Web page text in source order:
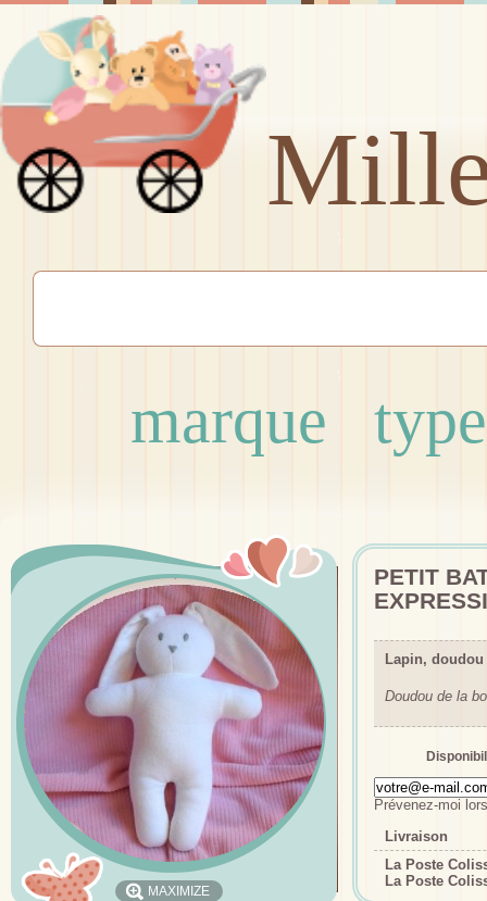
marque type
MAXIMIZE
PETIT
Lapin, doudou
Doudou de la
Prévenez-moi
Livraison
La Poste
La Poste